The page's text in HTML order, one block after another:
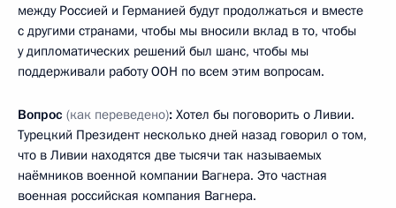
между Россией и Германией будут продолжаться и вместе
с другими странами, чтобы мы вносили вклад в то, чтобы
у дипломатических решений был шанс, чтобы мы
поддерживали работу ООН по всем этим вопросам.
Вопрос (как переведено): Хотел бы поговорить о Ливии.
Турецкий Президент несколько дней назад говорил о том,
что в Ливии находятся две тысячи так называемых
наёмников военной компании Вагнера. Это частная
военная российская компания Вагнера.